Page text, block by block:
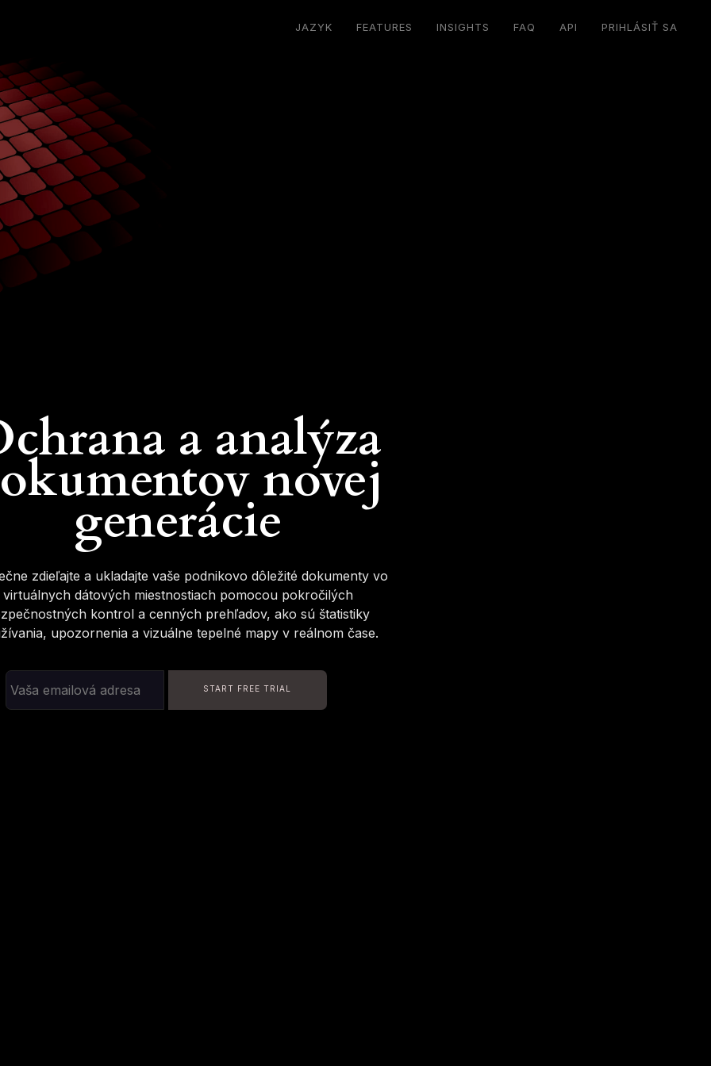
JAZYK FEATURES INSIGHTS FAQ API PRIHLÁSIŤ SA
a analýza
novej
generácie
zdieľajte a ukladajte vaše podnikovo dôležité dokumenty vo
virtuálnych dátových miestnostiach pomocou pokročilých
kontrol a cenných prehľadov, ako sú štatistiky
upozornenia a vizuálne tepelné mapy v reálnom čase.
START FREE TRIAL